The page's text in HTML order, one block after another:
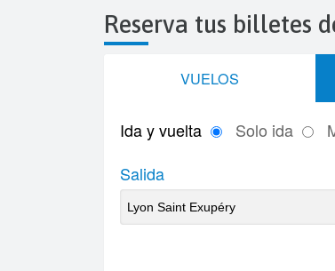
Reserva tus billetes